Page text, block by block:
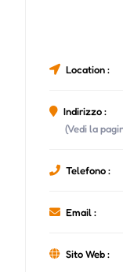
Location :
Indirizzo :
(Vedi la
Telefono :
Email :
Sito Web :